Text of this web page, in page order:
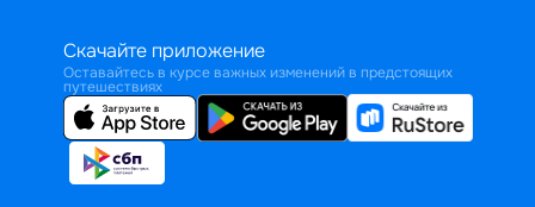
Скачайте приложение
Оставайтесь в курсе важных изменений в предстоящих
путешествиях